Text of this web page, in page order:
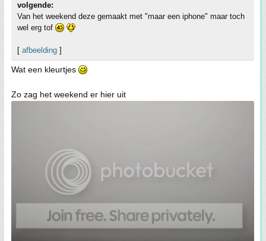
volgende:
Van het weekend deze gemaakt met "maar een iphone" maar toch
wel erg tof
[ afbeelding ]
Wat een kleurtjes
Zo zag het weekend er hier uit